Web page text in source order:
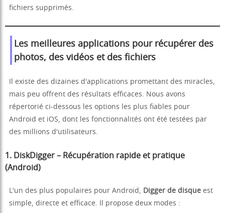
fichiers supprimés.
Les meilleures applications pour récupérer des
photos, des vidéos et des fichiers
Il existe des dizaines d'applications promettant des miracles,
mais peu offrent des résultats efficaces. Nous avons
répertorié ci-dessous les options les plus fiables pour
Android et iOS, dont les fonctionnalités ont été testées par
des millions d'utilisateurs.
1. DiskDigger – Récupération rapide et pratique
(Android)
L'un des plus populaires pour Android, Digger de disque est
simple, directe et efficace. Il propose deux modes :